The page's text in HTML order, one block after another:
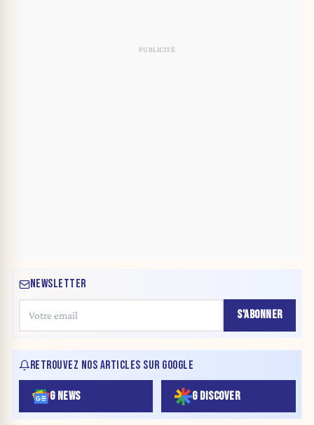
NEWSLETTER
S'ABONNER
RETROUVEZ NOS ARTICLES SUR GOOGLE
G NEWS G DISCOVER